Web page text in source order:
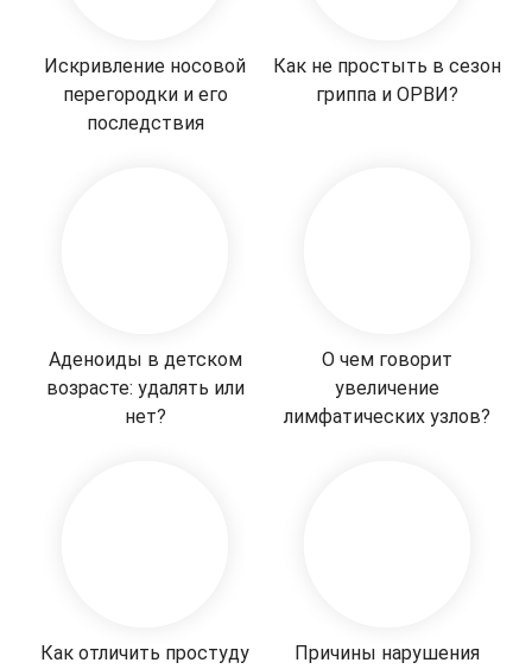
Искривление носовой
перегородки и его
последствия
Как не простыть в сезон
гриппа и ОРВИ?
Аденоиды в детском
возрасте: удалять или
нет?
О чем говорит
увеличение
лимфатических узлов?
Как отличить простуду
Причины нарушения